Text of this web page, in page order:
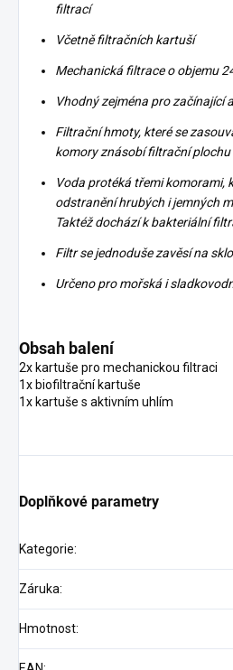
filtrací
Včetně filtračních kartuší
Mechanická filtrace o objemu
Vhodný zejména pro začínající
Filtrační hmoty, které se
komory znásobí filtrační plochu
Voda protéká třemi komorami,
odstranění hrubých i jemných
Taktéž dochází k bakteriální
Filtr se jednoduše zavěsí na
Určeno pro mořská i
Obsah balení
2x kartuše pro mechanickou filtraci
1x biofiltrační kartuše
1x kartuše s aktivním uhlím
Doplňkové parametry
Kategorie:
Záruka:
Hmotnost: